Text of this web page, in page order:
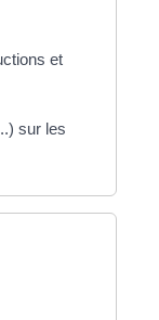
et
sur les